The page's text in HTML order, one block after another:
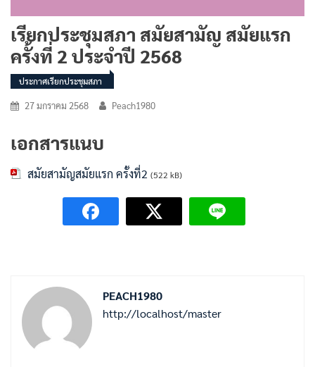
เรียกประชุมสภา สมัยสามัญ สมัยแรก
ครั้งที่ 2 ประจำปี 2568
ประกาศเรียกประชุมสภา
27 มกราคม 2568 Peach1980
เอกสารแนบ
สมัยสามัญสมัยแรก ครั้งที่2 (522 kB)
PEACH1980
http://localhost/master